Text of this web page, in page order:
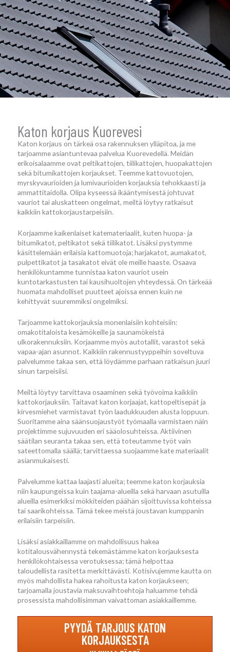
Katon korjaus Kuorevesi
Katon korjaus on tärkeä osa rakennuksen ylläpitoa, ja me
tarjoamme asiantuntevaa palvelua Kuorevedellä. Meidän
erikoisalaamme ovat peltikattojen, tiilikattojen, huopakattojen
sekä bitumikattojen korjaukset. Teemme kattovuotojen,
myrskyvaurioiden ja lumivaurioiden korjauksia tehokkaasti ja
ammattitaidolla. Olipa kyseessä ikääntymisestä johtuvat
vauriot tai aluskatteen ongelmat, meiltä löytyy ratkaisut
kaikkiin kattokorjaustarpeisiin.
Korjaamme kaikenlaiset katemateriaalit, kuten huopa- ja
bitumikatot, peltikatot sekä tiilikatot. Lisäksi pystymme
käsittelemään erilaisia kattomuotoja; harjakatot, aumakatot,
pulpettikatot ja tasakatot eivät ole meille haaste. Osaava
henkilökuntamme tunnistaa katon vauriot usein
kuntotarkastusten tai kausihuoltojen yhteydessä. On tärkeää
huomata mahdolliset puutteet ajoissa ennen kuin ne
kehittyvät suuremmiksi ongelmiksi.
Tarjoamme kattokorjauksia monenlaisiin kohteisiin:
omakotitaloista kesämökeille ja saunamökeistä
ulkorakennuksiin. Korjaamme myös autotallit, varastot sekä
vapaa-ajan asunnot. Kaikkiin rakennustyyppeihin soveltuva
palvelumme takaa sen, että löydämme parhaan ratkaisun juuri
sinun tarpeisiisi.
Meiltä löytyy tarvittava osaaminen sekä työvoima kaikkiin
kattokorjauksiin. Taitavat katon korjaajat, kattopeltisepät ja
kirvesmiehet varmistavat työn laadukkuuden alusta loppuun.
Suoritamme aina säänsuojaustyöt työmaalla varmistaen näin
projektimme sujuvuuden eri sääolosuhteissa. Aktiivinen
säätilan seuranta takaa sen, että toteutamme työt vain
sateettomalla säällä; tarvittaessa suojaamme kate materiaalit
asianmukaisesti.
Palvelumme kattaa laajasti alueita; teemme katon korjauksia
niin kaupungeissa kuin taajama-alueilla sekä harvaan asutuilla
alueilla esimerkiksi mökkiteiden päähän sijoittuvissa kohteissa
tai saarikohteissa. Tämä tekee meistä joustavan kumppanin
erilaisiin tarpeisiin.
Lisäksi asiakkaillamme on mahdollisuus hakea
kotitalousvähennystä tekemästämme katon korjauksesta
henkilökohtaisessa verotuksessa; tämä helpottaa
taloudellista rasitetta merkittävästi. Kotisivujemme kautta on
myös mahdollista hakea rahoitusta katon korjaukseen;
tarjoamalla joustavia maksuvaihtoehtoja haluamme tehdä
prosessista mahdollisimman vaivattoman asiakkaillemme.
PYYDÄ TARJOUS KATON
KORJAUKSESTA